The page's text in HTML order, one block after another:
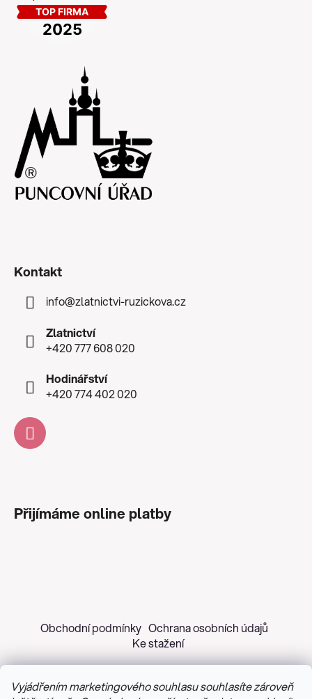
Vyjádřením marketingového souhlasu souhlasíte zároveň
Kontakt
info@zlatnictvi-ruzickova.cz
Zlatnictví
+420 777 608 020
Hodinářství
+420 774 402 020
Přijímáme online platby
Obchodní podmínky Ochrana osobních údajů
Ke stažení